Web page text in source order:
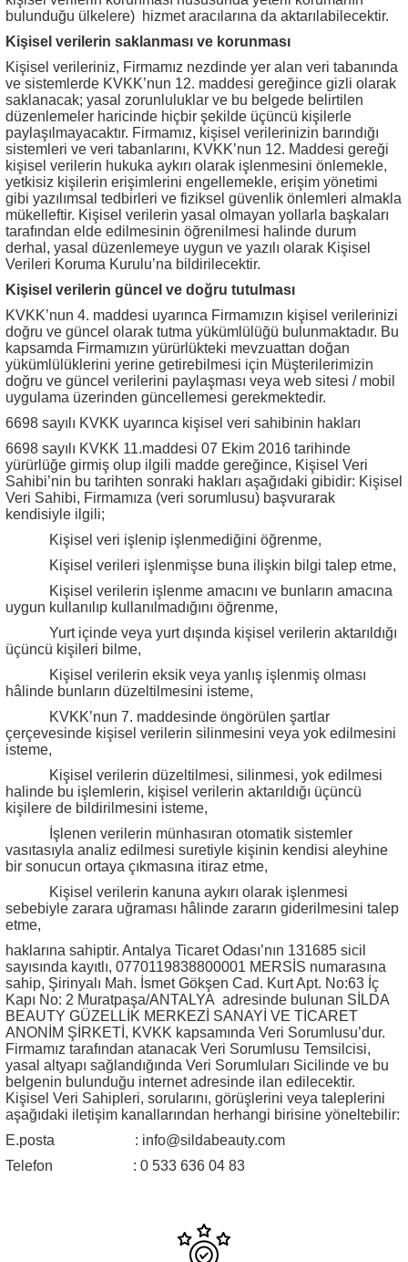
bulunduğu ülkelere) hizmet aracılarına da aktarılabilecektir.
Kişisel verilerin saklanması ve korunması
Kişisel verileriniz, Firmamız nezdinde yer alan veri tabanında
ve sistemlerde KVKK’nun 12. maddesi gereğince gizli olarak
saklanacak; yasal zorunluluklar ve bu belgede belirtilen
düzenlemeler haricinde hiçbir şekilde üçüncü kişilerle
paylaşılmayacaktır. Firmamız, kişisel verilerinizin barındığı
sistemleri ve veri tabanlarını, KVKK’nun 12. Maddesi gereği
kişisel verilerin hukuka aykırı olarak işlenmesini önlemekle,
yetkisiz kişilerin erişimlerini engellemekle, erişim yönetimi
gibi yazılımsal tedbirleri ve fiziksel güvenlik önlemleri almakla
mükelleftir. Kişisel verilerin yasal olmayan yollarla başkaları
tarafından elde edilmesinin öğrenilmesi halinde durum
derhal, yasal düzenlemeye uygun ve yazılı olarak Kişisel
Verileri Koruma Kurulu’na bildirilecektir.
Kişisel verilerin güncel ve doğru tutulması
KVKK’nun 4. maddesi uyarınca Firmamızın kişisel verilerinizi
doğru ve güncel olarak tutma yükümlülüğü bulunmaktadır. Bu
kapsamda Firmamızın yürürlükteki mevzuattan doğan
yükümlülüklerini yerine getirebilmesi için Müşterilerimizin
doğru ve güncel verilerini paylaşması veya web sitesi / mobil
uygulama üzerinden güncellemesi gerekmektedir.
6698 sayılı KVKK uyarınca kişisel veri sahibinin hakları
6698 sayılı KVKK 11.maddesi 07 Ekim 2016 tarihinde
yürürlüğe girmiş olup ilgili madde gereğince, Kişisel Veri
Sahibi’nin bu tarihten sonraki hakları aşağıdaki gibidir: Kişisel
Veri Sahibi, Firmamıza (veri sorumlusu) başvurarak
kendisiyle ilgili;
Kişisel veri işlenip işlenmediğini öğrenme,
Kişisel verileri işlenmişse buna ilişkin bilgi talep etme,
Kişisel verilerin işlenme amacını ve bunların amacına
uygun kullanılıp kullanılmadığını öğrenme,
Yurt içinde veya yurt dışında kişisel verilerin aktarıldığı
üçüncü kişileri bilme,
Kişisel verilerin eksik veya yanlış işlenmiş olması
hâlinde bunların düzeltilmesini isteme,
KVKK’nun 7. maddesinde öngörülen şartlar
çerçevesinde kişisel verilerin silinmesini veya yok edilmesini
isteme,
Kişisel verilerin düzeltilmesi, silinmesi, yok edilmesi
halinde bu işlemlerin, kişisel verilerin aktarıldığı üçüncü
kişilere de bildirilmesini isteme,
İşlenen verilerin münhasıran otomatik sistemler
vasıtasıyla analiz edilmesi suretiyle kişinin kendisi aleyhine
bir sonucun ortaya çıkmasına itiraz etme,
Kişisel verilerin kanuna aykırı olarak işlenmesi
sebebiyle zarara uğraması hâlinde zararın giderilmesini talep
etme,
haklarına sahiptir. Antalya Ticaret Odası’nın 131685 sicil
sayısında kayıtlı, 0770119838800001 MERSİS numarasına
sahip, Şirinyalı Mah. İsmet Gökşen Cad. Kurt Apt. No:63 İç
Kapı No: 2 Muratpaşa/ANTALYA adresinde bulunan SİLDA
BEAUTY GÜZELLİK MERKEZİ SANAYİ VE TİCARET
ANONİM ŞİRKETİ, KVKK kapsamında Veri Sorumlusu’dur.
Firmamız tarafından atanacak Veri Sorumlusu Temsilcisi,
yasal altyapı sağlandığında Veri Sorumluları Sicilinde ve bu
belgenin bulunduğu internet adresinde ilan edilecektir.
Kişisel Veri Sahipleri, sorularını, görüşlerini veya taleplerini
aşağıdaki iletişim kanallarından herhangi birisine yöneltebilir:
E.posta
: info@sildabeauty.com
Telefon
: 0 533 636 04 83